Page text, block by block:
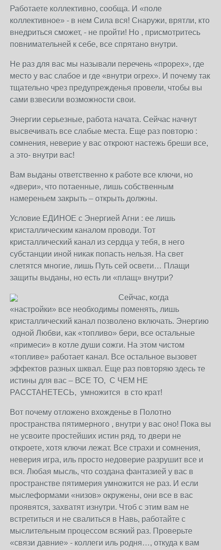
Работаете коллективно, сообща. И «поле
коллективное» - в нем Сила вся! Снаружи, врятли, кто
внедриться сможет, - не пройти! Но , присмотритесь
повнимательней к себе, все спрятано внутри.
Не раз для вас мы называли перечень «прорех», где
место у вас слабое и где «внутри огрех». И почему так
тщательно чрез предупрежденья провели, чтобы вы
сами взвесили возможности свои.
Энергии серьезные, работа начата. Сейчас начнут
высвечивать все слабые места. Еще раз повторю :
сомнения, неверие у вас откроют настежь бреши все,
а это- внутри вас!
Вам выданы ответственно к работе все ключи, но
«двери», что потаенные, лишь собственным
намереньем закрыть – открыть должны.
Условие ЕДИНОЕ с Энергией Агни : ее лишь
кристаллическим каналом проводи. Тот
кристаллический канал из сердца у тебя, в него
субстанции иной никак попасть нельзя. На свет
слетятся многие, лишь Путь сей освети… Плащи
защиты выданы, но есть ли «плащ» внутри?
Сейчас, когда
«настройки» все необходимы поменять, лишь
кристаллический канал позволено включать. Энергию
одной Любви, как «топливо» бери, все остальные
«примеси» в котле души сожги. На этом чистом
«топливе» работает канал. Все остальное вызовет
эффектов разных шквал. Еще раз повторяю здесь те
истины для вас – ВСЕ ТО, С ЧЕМ НЕ
РАССТАНЕТЕСЬ, умножится в сто крат!
Вот почему отложено вхожденье в Полотно
пространства пятимерного , внутри у вас оно! Пока вы
не усвоите простейших истин ряд, то двери не
откроете, хотя ключи лежат. Все страхи и сомнения,
неверия игра, иль просто недоверие разрушит все и
вся. Любая мысль, что создана фантазией у вас в
пространстве пятимерия умножится не раз. И если
мыслеформами «низов» окружены, они все в вас
проявятся, захватят изнутри. Чтоб с этим вам не
встретиться и не свалиться в Навь, работайте с
мыслительным процессом всякий раз. Проверьте
«связи давние» - коллеги иль родня…, откуда к вам